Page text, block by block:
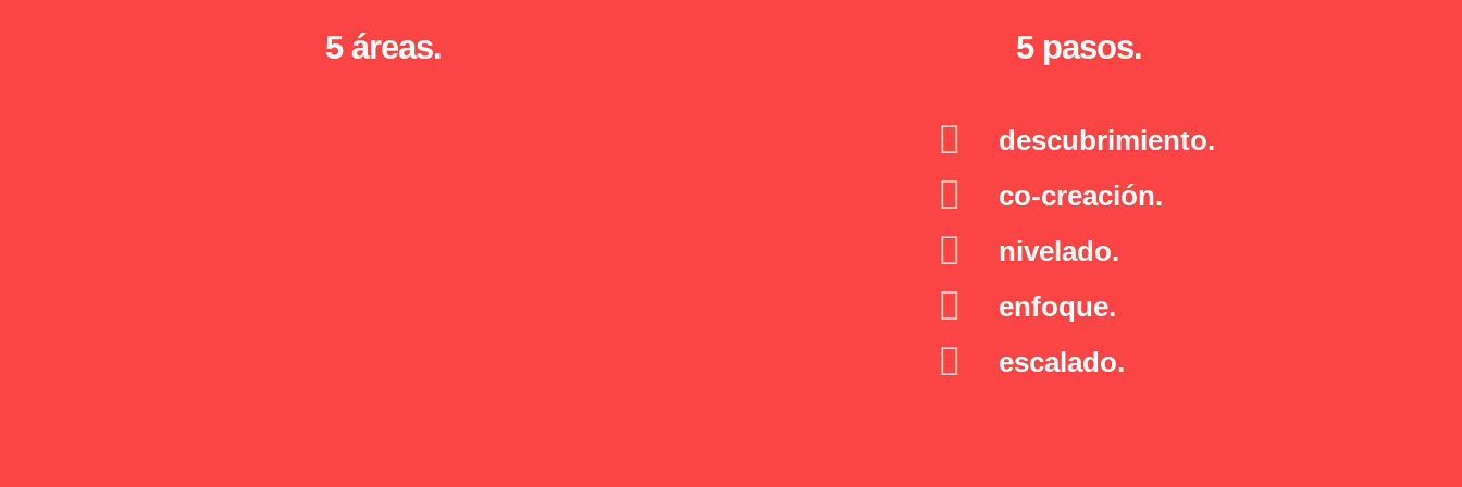
5 áreas. 5 pasos.
descubrimiento.
co-creación.
nivelado.
enfoque.
escalado.